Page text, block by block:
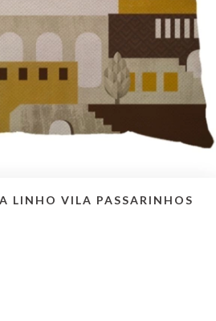
LINHO VILA PASSARINHOS